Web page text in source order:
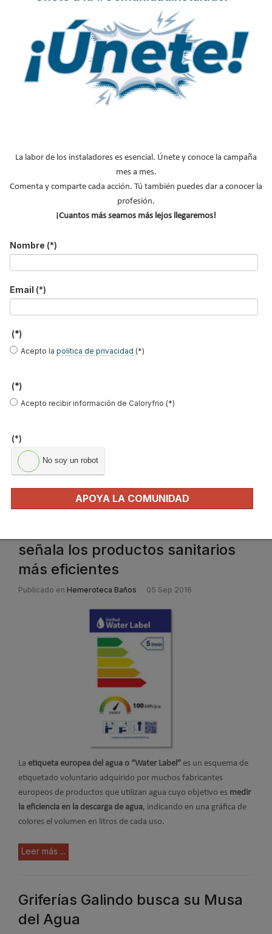
combinan a la perfección un diseño atractivo y una alta
fiabilidad, gracias a los altos estándares de calidad de sus
productos.
Leer más ...
baño
Publicado en Hemeroteca Ferias 24 Ene 2017
feria va a contar con prácticamente todas las empresas líderes
novedades y para aprovechar las oportunidades que ofrece
Cevisama como plataforma de internacionalización.
señala los productos sanitarios
más eficientes
Publicado en Hemeroteca Baños 05 Sep 2016
La etiqueta europea del agua o “Water Label” es un esquema de
etiquetado voluntario adquirido por muchos fabricantes
europeos de productos que utilizan agua cuyo objetivo es medir
la eficiencia en la descarga de agua, indicando en una gráfica de
colores el volumen en litros de cada uso.
Leer más ...
Griferías Galindo busca su Musa
del Agua
La labor de los instaladores es esencial. Únete y conoce la campaña
mes a mes.
Comenta y comparte cada acción. Tú también puedes dar a conocer la
profesión.
¡Cuantos más seamos más lejos llegaremos!
Nombre (*)
Email (*)
(*)
Acepto la política de privacidad (*)
(*)
Acepto recibir información de Caloryfrio (*)
(*)
No soy un robot
APOYA LA COMUNIDAD